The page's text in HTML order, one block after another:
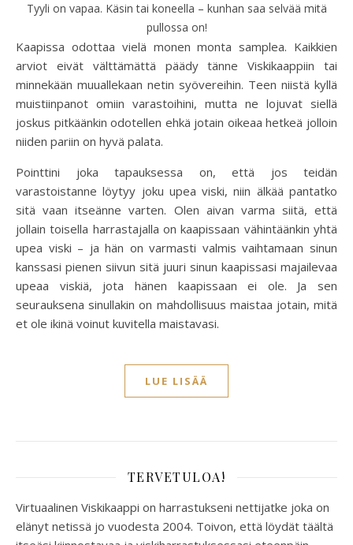
Tyyli on vapaa. Käsin tai koneella – kunhan saa selvää mitä
pullossa on!
Kaapissa odottaa vielä monen monta samplea. Kaikkien
arviot eivät välttämättä päädy tänne Viskikaappiin tai
minnekään muuallekaan netin syövereihin. Teen niistä kyllä
muistiinpanot omiin varastoihini, mutta ne lojuvat siellä
joskus pitkäänkin odotellen ehkä jotain oikeaa hetkeä jolloin
niiden pariin on hyvä palata.
Pointtini joka tapauksessa on, että jos teidän
varastoistanne löytyy joku upea viski, niin älkää pantatko
sitä vaan itseänne varten. Olen aivan varma siitä, että
jollain toisella harrastajalla on kaapissaan vähintäänkin yhtä
upea viski – ja hän on varmasti valmis vaihtamaan sinun
kanssasi pienen siivun sitä juuri sinun kaapissasi majailevaa
upeaa viskiä, jota hänen kaapissaan ei ole. Ja sen
seurauksena sinullakin on mahdollisuus maistaa jotain, mitä
et ole ikinä voinut kuvitella maistavasi.
LUE LISÄÄ
TERVETULOA!
Virtuaalinen Viskikaappi on harrastukseni nettijatke joka on
elänyt netissä jo vuodesta 2004. Toivon, että löydät täältä